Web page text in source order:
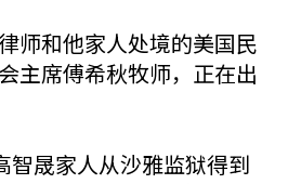
师和他家人处境的美国民
主席傅希秋牧师，正在出
智晟家人从沙雅监狱得到